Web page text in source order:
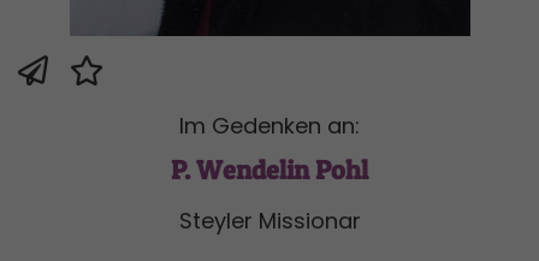
Im Gedenken an:
P. Wendelin Pohl
Steyler Missionar